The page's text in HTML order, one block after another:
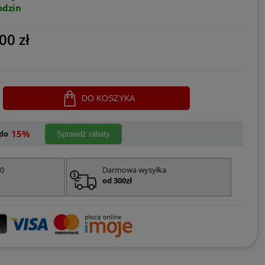
zł
DO KOSZYKA
15% Sprawdź rabaty
Darmowa wysyłka
od 300zł